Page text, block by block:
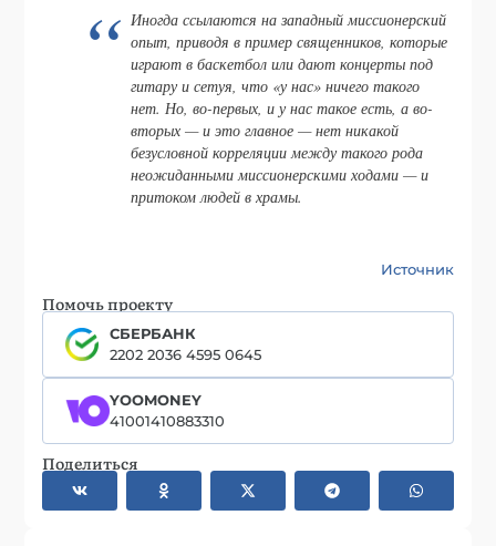
Иногда ссылаются на западный миссионерский
опыт, приводя в пример священников, которые
играют в баскетбол или дают концерты под
гитару и сетуя, что «у нас» ничего такого
нет. Но, во-первых, и у нас такое есть, а во-
вторых — и это главное — нет никакой
безусловной корреляции между такого рода
неожиданными миссионерскими ходами — и
притоком людей в храмы.
Источник
Помочь проекту
СБЕРБАНК
2202 2036 4595 0645
YOOMONEY
41001410883310
Поделиться